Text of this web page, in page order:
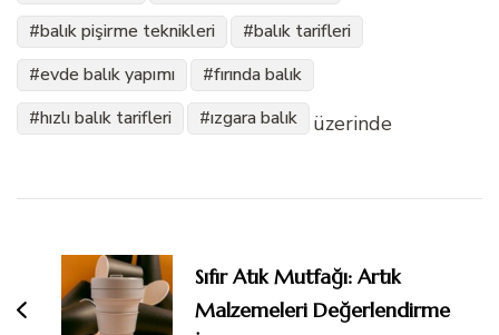
balık pişirme teknikleri
balık tarifleri
evde balık yapımı
fırında balık
hızlı balık tarifleri
ızgara balık üzerinde
dolaşımı
Sıfır Atık Mutfağı: Artık
Malzemeleri Değerlendirme